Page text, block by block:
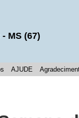
- MS (67)
AJUDE